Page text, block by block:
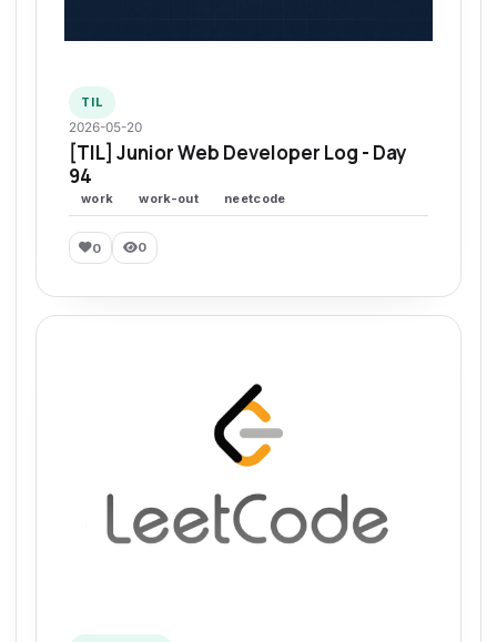
TIL
2026-05-20
[TIL] Junior Web Developer Log - Day
94
work work-out neetcode
0 0